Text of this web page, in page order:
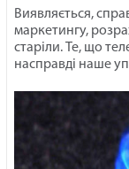
Виявляється,
маркетингу,
старіли. Те, що
насправді наше